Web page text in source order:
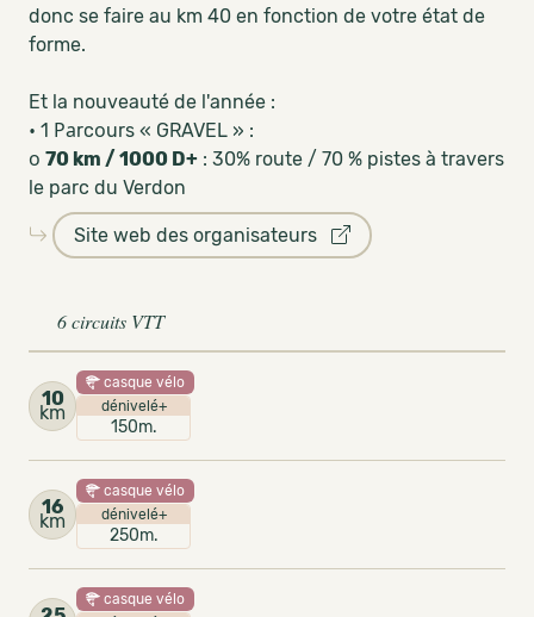
donc se faire au km 40 en fonction de votre état de
forme.
Et la nouveauté de l'année :
• 1 Раrcоurs « GRAVEL » :
о 70 km / 1000 D+ : 30% route / 70 % pistes à travers
le parc du Verdon
Site web des organisateurs
6 circuits VTT
10
km
casque vélo
dénivelé+
150m.
16
km
casque vélo
dénivelé+
250m.
casque vélo